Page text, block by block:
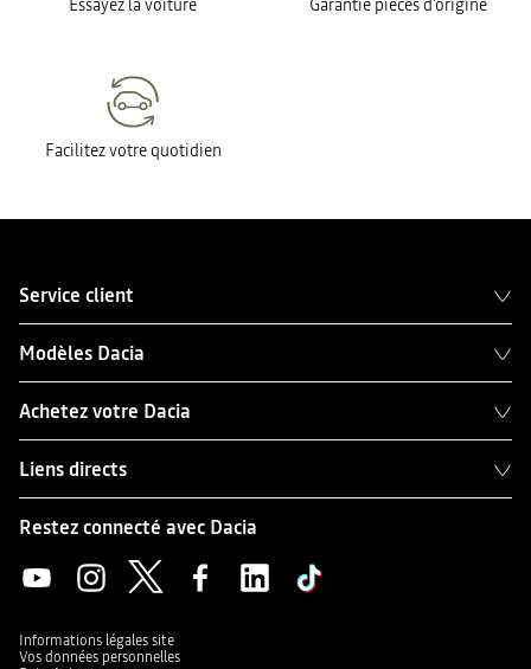
Essayez la voiture Garantie pièces d'origine
Facilitez votre quotidien
Service client
Modèles Dacia
Achetez votre Dacia
Liens directs
Restez connecté avec Dacia
Informations légales site
Vos données personnelles